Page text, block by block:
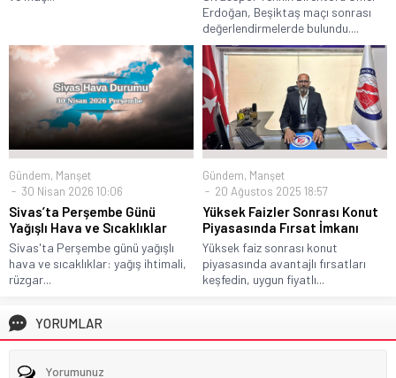
Erdoğan, Beşiktaş maçı sonrası
değerlendirmelerde bulundu....
Gündem, Manşet
30 Nisan 2026 10:06
Sivas’ta Perşembe Günü
Yağışlı Hava ve Sıcaklıklar
Sivas'ta Perşembe günü yağışlı
hava ve sıcaklıklar: yağış ihtimali,
rüzgar...
Gündem, Manşet
20 Ağustos 2025 18:57
Yüksek Faizler Sonrası Konut
Piyasasında Fırsat İmkanı
Yüksek faiz sonrası konut
piyasasında avantajlı fırsatları
keşfedin, uygun fiyatlı...
YORUMLAR